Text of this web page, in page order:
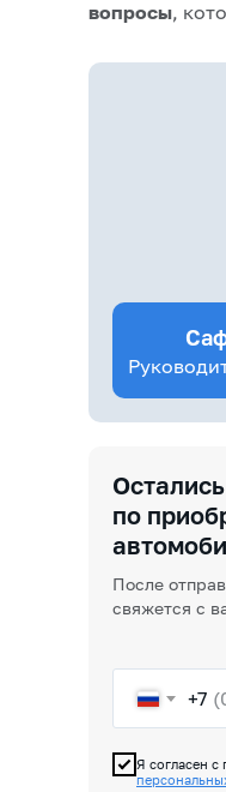
вопросы,
+7
Я согласен с
по
После
свяжется с